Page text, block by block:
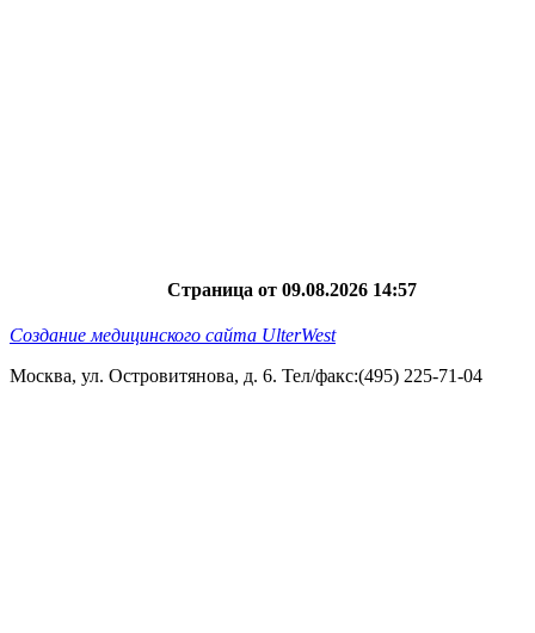
Страница от 09.08.2026 14:57
Создание медицинского сайта UlterWest
Москва, ул. Островитянова, д. 6. Тел/факс:(495) 225-71-04